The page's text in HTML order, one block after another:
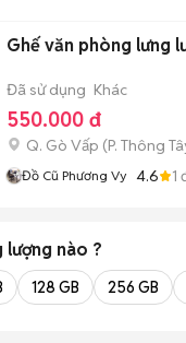
Ghế văn phòng lưng
Đã sử dụng Khác
550.000 đ
Q. Gò Vấp (P. Thông
Đồ Cũ Phương Vy 4.6 1
lượng nào ?
128 GB 256 GB